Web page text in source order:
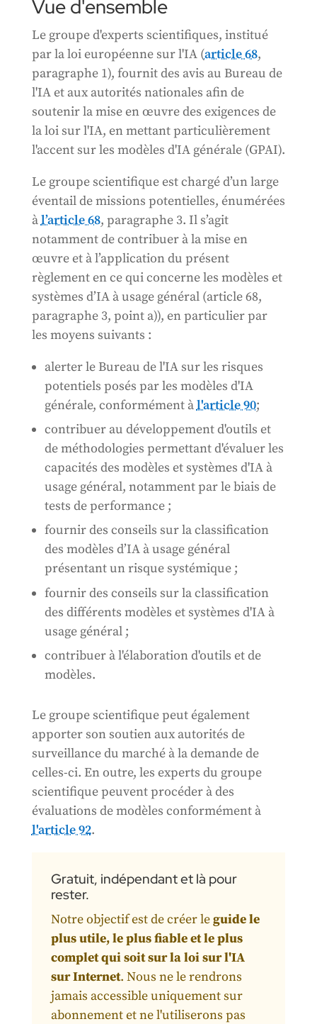
Vue d'ensemble
Le groupe d'experts scientifiques, institué
par la loi européenne sur l'IA (article 68,
paragraphe 1), fournit des avis au Bureau de
l'IA et aux autorités nationales afin de
soutenir la mise en œuvre des exigences de
la loi sur l'IA, en mettant particulièrement
l'accent sur les modèles d'IA générale (GPAI).
Le groupe scientifique est chargé d’un large
éventail de missions potentielles, énumérées
àl’article 68, paragraphe 3. Il s’agit
notamment de contribuer à la mise en
œuvre et à l’application du présent
règlement en ce qui concerne les modèles et
systèmes d’IA à usage général (article 68,
paragraphe 3, point a)), en particulier par
les moyens suivants :
alerter le Bureau de l'IA sur les risques
potentiels posés par les modèles d'IA
générale, conformément àl'article 90;
contribuer au développement d'outils et
de méthodologies permettant d'évaluer les
capacités des modèles et systèmes d'IA à
usage général, notamment par le biais de
tests de performance ;
fournir des conseils sur la classification
des modèles d’IA à usage général
présentant un risque systémique ;
fournir des conseils sur la classification
des différents modèles et systèmes d'IA à
usage général ;
contribuer à l'élaboration d'outils et de
modèles.
Le groupe scientifique peut également
apporter son soutien aux autorités de
surveillance du marché à la demande de
celles-ci. En outre, les experts du groupe
scientifique peuvent procéder à des
évaluations de modèles conformément à
l'article 92.
Gratuit, indépendant et là pour
rester.
Notre objectif est de créer leguide le
plus utile, le plus fiable et le plus
complet qui soit sur la loi sur l'IA
sur Internet. Nous ne le rendrons
jamais accessible uniquement sur
abonnement et ne l'utiliserons pas